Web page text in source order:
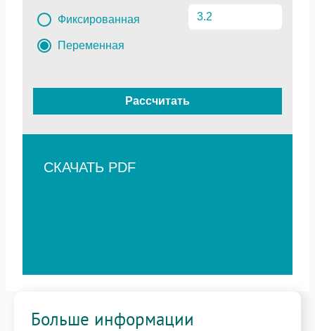
Фиксированная
Переменная
Рассчитать
СКАЧАТЬ PDF
Больше информации